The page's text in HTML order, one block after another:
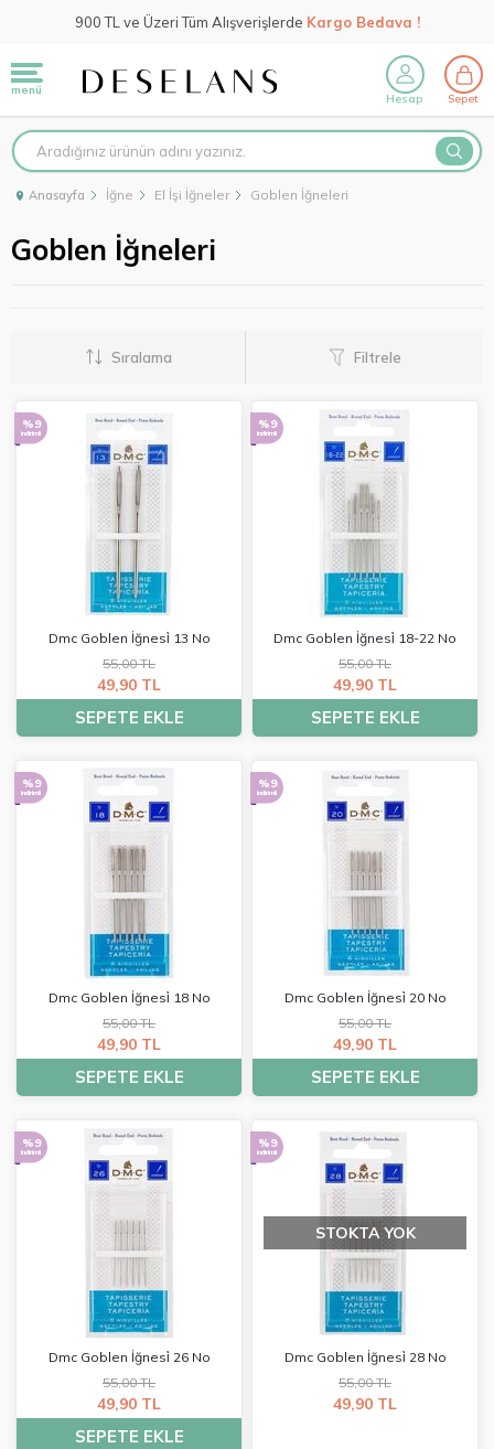
900 TL ve Üzeri Tüm Alışverişlerde Kargo Bedava !
menü
Hesap Sepet
Anasayfa İğne El İşi İğneler Goblen İğneleri
Goblen İğneleri
Sıralama Filtrele
%9
indirimli
Dmc Goblen İğnesi̇ 13 No
55,00 TL
49,90 TL
SEPETE EKLE
%9
indirimli
Dmc Goblen İğnesi̇ 18-22 No
55,00 TL
49,90 TL
SEPETE EKLE
%9
indirimli
Dmc Goblen İğnesi̇ 18 No
55,00 TL
49,90 TL
SEPETE EKLE
%9
indirimli
Dmc Goblen İğnesi̇ 20 No
55,00 TL
49,90 TL
SEPETE EKLE
%9
indirimli
Dmc Goblen İğnesi̇ 26 No
55,00 TL
49,90 TL
SEPETE EKLE
%9
indirimli
STOKTA YOK
Dmc Goblen İğnesi̇ 28 No
55,00 TL
49,90 TL